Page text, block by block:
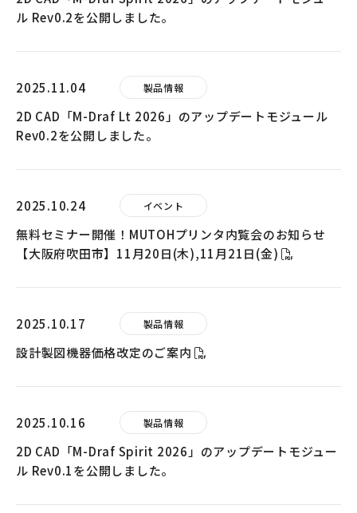
ル Rev0.2を公開しました。
2025.11.04 製品情報
2D CAD「M-Draf Lt 2026」のアップデートモジュール
Rev0.2を公開しました。
2025.10.24 イベント
無料セミナー開催！MUTOHプリンタ内覧会のお知らせ
【大阪府吹田市】11月20日(木),11月21日(金)
2025.10.17 製品情報
設計製図機器価格改定のご案内
2025.10.16 製品情報
2D CAD「M-Draf Spirit 2026」のアップデートモジュー
ル Rev0.1を公開しました。